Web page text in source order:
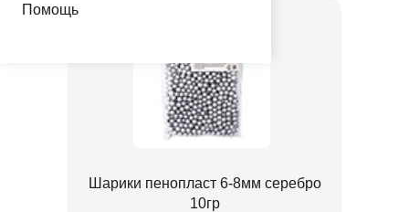
Помощь
Шарики пенопласт 6-8мм серебро
10гр